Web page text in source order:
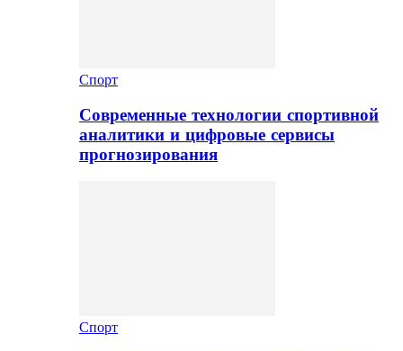
Спорт
Современные технологии спортивной
аналитики и цифровые сервисы
прогнозирования
Спорт